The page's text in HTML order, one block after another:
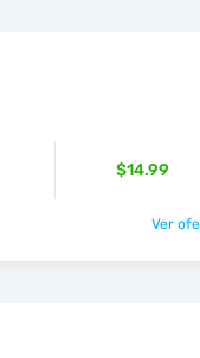
$14.99
Ver